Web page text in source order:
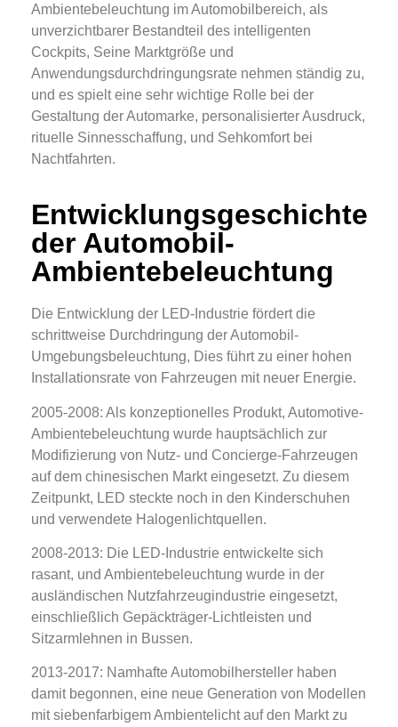
Ambientebeleuchtung im Automobilbereich, als
unverzichtbarer Bestandteil des intelligenten
Cockpits, Seine Marktgröße und
Anwendungsdurchdringungsrate nehmen ständig zu,
und es spielt eine sehr wichtige Rolle bei der
Gestaltung der Automarke, personalisierter Ausdruck,
rituelle Sinnesschaffung, und Sehkomfort bei
Nachtfahrten.
Entwicklungsgeschichte
der Automobil-
Ambientebeleuchtung
Die Entwicklung der LED-Industrie fördert die
schrittweise Durchdringung der Automobil-
Umgebungsbeleuchtung, Dies führt zu einer hohen
Installationsrate von Fahrzeugen mit neuer Energie.
2005-2008: Als konzeptionelles Produkt, Automotive-
Ambientebeleuchtung wurde hauptsächlich zur
Modifizierung von Nutz- und Concierge-Fahrzeugen
auf dem chinesischen Markt eingesetzt. Zu diesem
Zeitpunkt, LED steckte noch in den Kinderschuhen
und verwendete Halogenlichtquellen.
2008-2013: Die LED-Industrie entwickelte sich
rasant, und Ambientebeleuchtung wurde in der
ausländischen Nutzfahrzeugindustrie eingesetzt,
einschließlich Gepäckträger-Lichtleisten und
Sitzarmlehnen in Bussen.
2013-2017: Namhafte Automobilhersteller haben
damit begonnen, eine neue Generation von Modellen
mit siebenfarbigem Ambientelicht auf den Markt zu